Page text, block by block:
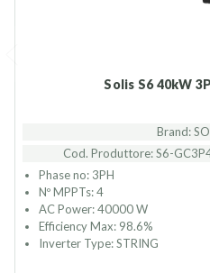
Solis S6 40kW
Brand:
Cod. Produttore: S6-
Phase no: 3PH
Nº MPPTs: 4
AC Power: 40000 W
Efficiency Max: 98.6%
Inverter Type: STRING